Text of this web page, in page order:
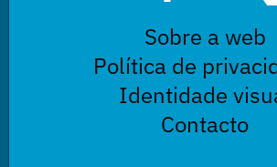
Sobre a web
Política de
Identidade
Contacto